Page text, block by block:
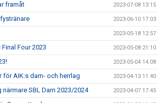
framåt 2023-07-08 13:15
2023-06-10 17:03
2023-05-18 12:57
Four 2023 2023-05-08 21:10
2023-05-04 14:08
för AIK:s dam- och herrlag 2023-04-13 11:40
SBL Dam 2023/2024 2023-04-07 17:45